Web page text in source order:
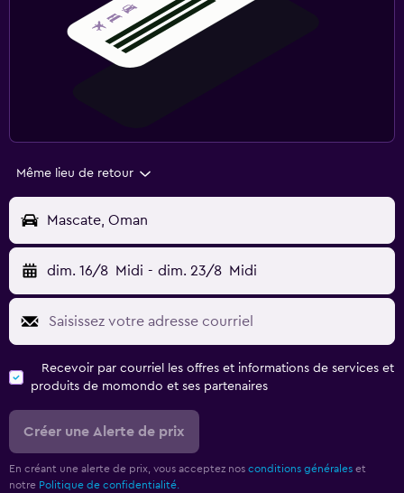
Même lieu de retour
Mascate, Oman
dim. 16/8 Midi - dim. 23/8 Midi
Recevoir par courriel les offres et informations de services et
produits de momondo et ses partenaires
Créer une Alerte de prix
En créant une alerte de prix, vous acceptez nos conditions générales et
notre Politique de confidentialité.